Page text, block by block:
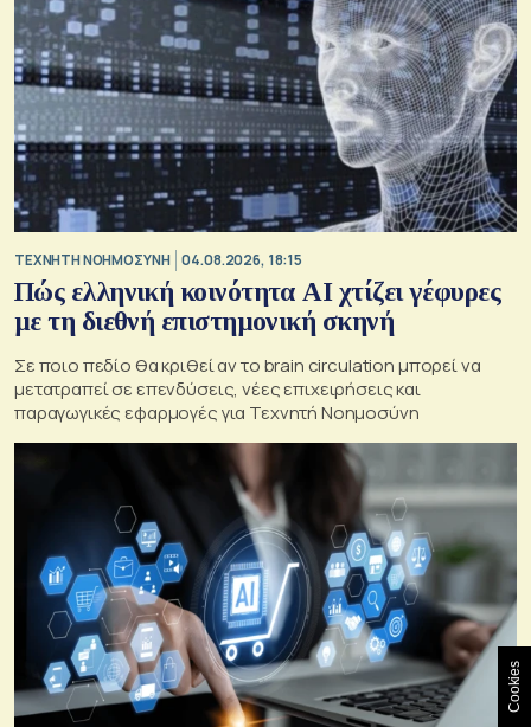
TΕΧΝΗΤΗ ΝΟΗΜΟΣΥΝΗ 04.08.2026, 18:15
Πώς ελληνική κοινότητα AI χτίζει γέφυρες
με τη διεθνή επιστημονική σκηνή
Σε ποιο πεδίο θα κριθεί αν το brain circulation μπορεί να
μετατραπεί σε επενδύσεις, νέες επιχειρήσεις και
παραγωγικές εφαρμογές για Τεχνητή Νοημοσύνη
Cookies